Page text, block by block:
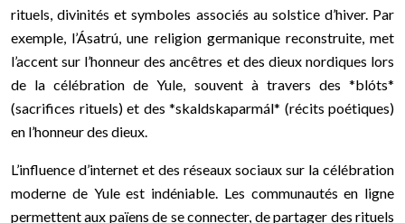
rituels, divinités et symboles associés au solstice d’hiver. Par
exemple, l’Ásatrú, une religion germanique reconstruite, met
l’accent sur l’honneur des ancêtres et des dieux nordiques lors
de la célébration de Yule, souvent à travers des *blóts*
(sacrifices rituels) et des *skaldskaparmál* (récits poétiques)
en l’honneur des dieux.
L’influence d’internet et des réseaux sociaux sur la célébration
moderne de Yule est indéniable. Les communautés en ligne
permettent aux païens de se connecter, de partager des rituels